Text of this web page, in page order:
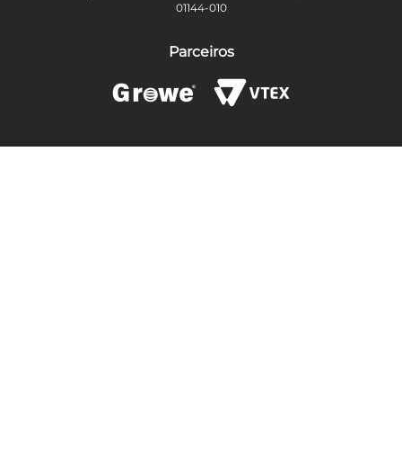
01144-010
Parceiros